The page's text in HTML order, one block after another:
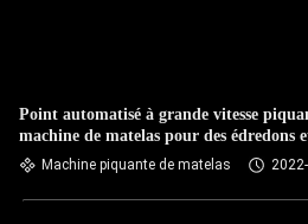
Point automatisé à grande vitesse
machine de matelas pour des édredons et
1100rpm
Machine piquante de matelas